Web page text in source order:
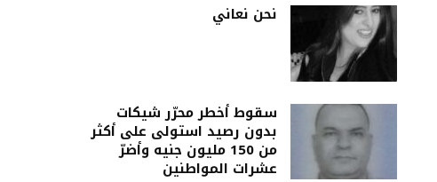
نحن نعاني
سقوط أخطر محرّر شيكات
بدون رصيد استولى على أكثر
من 150 مليون جنيه وأضرّ
عشرات المواطنين